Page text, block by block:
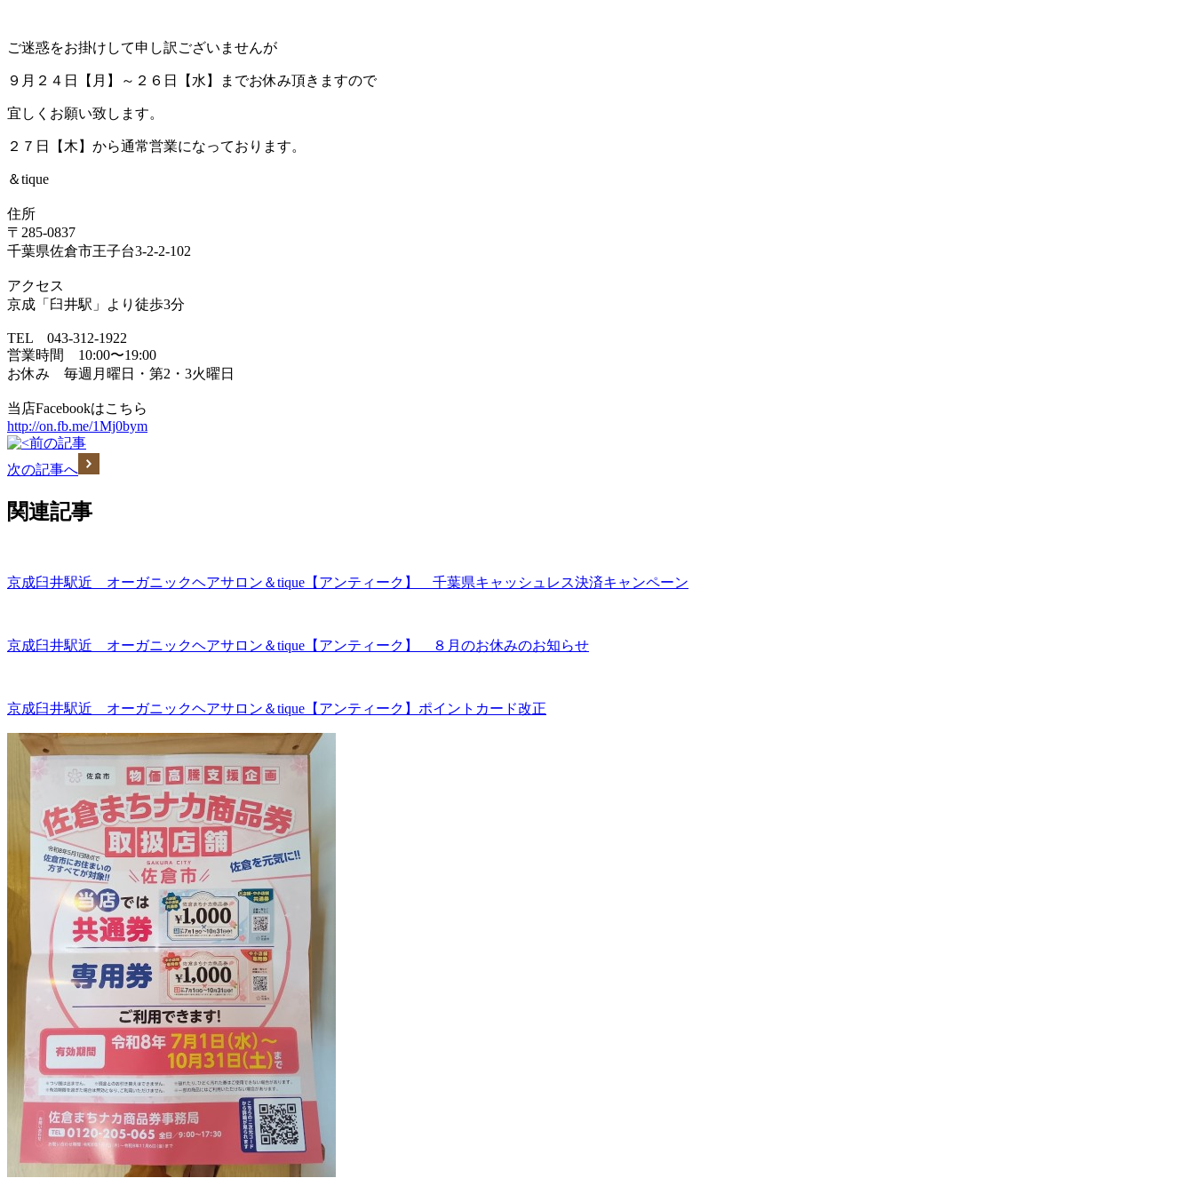
ご迷惑をお掛けして申し訳ございませんが
９月２４日【月】～２６日【水】までお休み頂きますので
宜しくお願い致します。
２７日【木】から通常営業になっております。
＆tique
住所
〒285-0837
千葉県佐倉市王子台3-2-2-102
アクセス
京成「臼井駅」より徒歩3分
TEL 043-312-1922
営業時間 10:00〜19:00
お休み 毎週月曜日・第2・3火曜日
当店Facebookはこちら
http://on.fb.me/1Mj0bym
前の記事
次の記事へ
関連記事
京成臼井駅近 オーガニックヘアサロン＆tique【アンティーク】 千葉県キャッシュレス決済キャンペーン
京成臼井駅近 オーガニックヘアサロン＆tique【アンティーク】 ８月のお休みのお知らせ
京成臼井駅近 オーガニックヘアサロン＆tique【アンティーク】ポイントカード改正